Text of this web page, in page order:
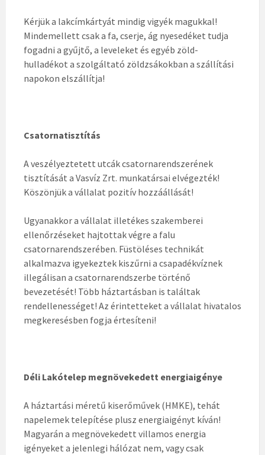
Kérjük a lakcímkártyát mindig vigyék magukkal!
Mindemellett csak a fa, cserje, ág nyesedéket tudja
fogadni a gyűjtő, a leveleket és egyéb zöld-
hulladékot a szolgáltató zöldzsákokban a szállítási
napokon elszállítja!
Csatornatisztítás
A veszélyeztetett utcák csatornarendszerének
tisztítását a Vasvíz Zrt. munkatársai elvégezték!
Köszönjük a vállalat pozitív hozzáállását!
Ugyanakkor a vállalat illetékes szakemberei
ellenőrzéseket hajtottak végre a falu
csatornarendszerében. Füstöléses technikát
alkalmazva igyekeztek kiszűrni a csapadékvíznek
illegálisan a csatornarendszerbe történő
bevezetését! Több háztartásban is találtak
rendellenességet! Az érintetteket a vállalat hivatalos
megkeresésben fogja értesíteni!
Déli Lakótelep megnövekedett energiaigénye
A háztartási méretű kiserőművek (HMKE), tehát
napelemek telepítése plusz energiaigényt kíván!
Magyarán a megnövekedett villamos energia
igényeket a jelenlegi hálózat nem, vagy csak